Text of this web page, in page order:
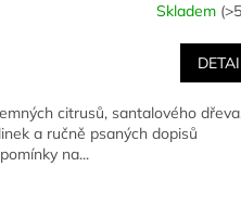
Skladem
citrusů, santalového
a ručně psaných dopisů
na...